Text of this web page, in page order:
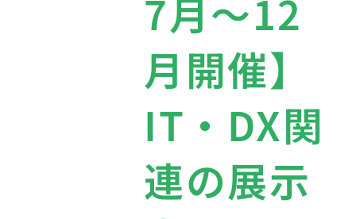
7月〜12
月開催】
IT・DX関
連の展示